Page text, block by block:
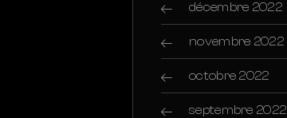
décembre 2022
novembre 2022
octobre 2022
septembre 2022